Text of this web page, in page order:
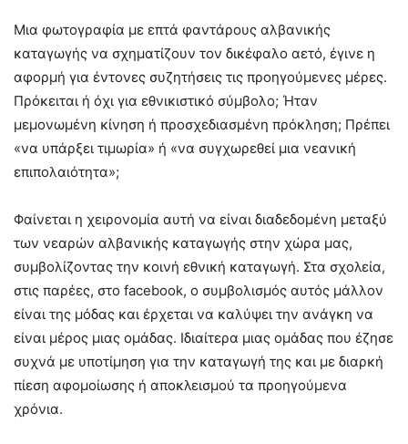
Μια φωτογραφία με επτά φαντάρους αλβανικής
καταγωγής να σχηματίζουν τον δικέφαλο αετό, έγινε η
αφορμή για έντονες συζητήσεις τις προηγούμενες μέρες.
Πρόκειται ή όχι για εθνικιστικό σύμβολο; Ήταν
μεμονωμένη κίνηση ή προσχεδιασμένη πρόκληση; Πρέπει
«να υπάρξει τιμωρία» ή «να συγχωρεθεί μια νεανική
επιπολαιότητα»;
Φαίνεται η χειρονομία αυτή να είναι διαδεδομένη μεταξύ
των νεαρών αλβανικής καταγωγής στην χώρα μας,
συμβολίζοντας την κοινή εθνική καταγωγή. Στα σχολεία,
στις παρέες, στο facebook, ο συμβολισμός αυτός μάλλον
είναι της μόδας και έρχεται να καλύψει την ανάγκη να
είναι μέρος μιας ομάδας. Ιδιαίτερα μιας ομάδας που έζησε
συχνά με υποτίμηση για την καταγωγή της και με διαρκή
πίεση αφομοίωσης ή αποκλεισμού τα προηγούμενα
χρόνια.